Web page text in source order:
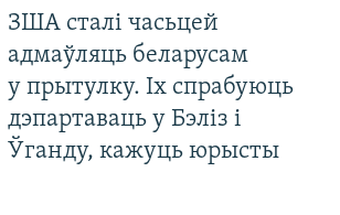
ЗША сталі часьцей
адмаўляць беларусам
у прытулку. Іх спрабуюць
дэпартаваць у Бэліз і
Ўганду, кажуць юрысты